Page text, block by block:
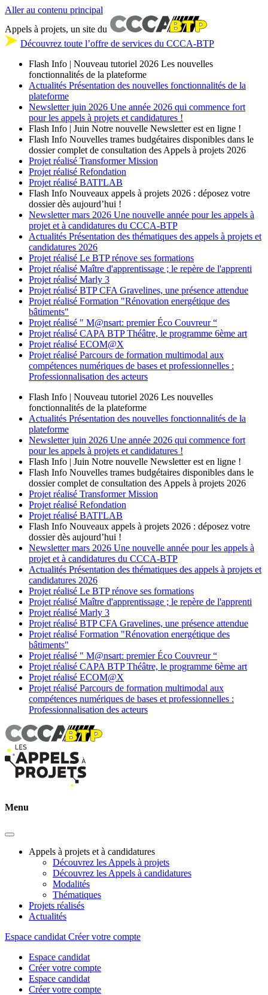
Aller au contenu principal
Appels à projets, un site du
Découvrez toute l’offre de services du CCCA-BTP
Flash Info | Nouveau tutoriel 2026 Les nouvelles
fonctionnalités de la plateforme
Actualités Présentation des nouvelles fonctionnalités de la
plateforme
Newsletter juin 2026 Une année 2026 qui commence fort
pour les appels à projets et candidatures !
Flash Info | Juin Notre nouvelle Newsletter est en ligne !
Flash Info Nouvelles trames budgétaires disponibles dans le
dossier complet de consultation des Appels à projets 2026
Projet réalisé Transformer Mission
Projet réalisé Refondation
Projet réalisé BATI'LAB
Flash Info Nouveaux appels à projets 2026 : déposez votre
dossier dès aujourd’hui !
Newsletter mars 2026 Une nouvelle année pour les appels à
projet et à candidatures du CCCA-BTP
Actualités Présentation des thématiques des appels à projets et
candidatures 2026
Projet réalisé Le BTP rénove ses formations
Projet réalisé Maître d'apprentissage ; le repère de l'apprenti
Projet réalisé Marly 3
Projet réalisé BTP CFA Gravelines, une présence attendue
Projet réalisé Formation "Rénovation energétique des
bâtiments"
Projet réalisé " M@nsart: premier Éco Couvreur “
Projet réalisé CAPA BTP Théâtre, le programme 6ème art
Projet réalisé ECOM@X
Projet réalisé Parcours de formation multimodal aux
compétences numériques de bases et professionnelles :
Professionnalisation des acteurs
Flash Info | Nouveau tutoriel 2026 Les nouvelles
fonctionnalités de la plateforme
Actualités Présentation des nouvelles fonctionnalités de la
plateforme
Newsletter juin 2026 Une année 2026 qui commence fort
pour les appels à projets et candidatures !
Flash Info | Juin Notre nouvelle Newsletter est en ligne !
Flash Info Nouvelles trames budgétaires disponibles dans le
dossier complet de consultation des Appels à projets 2026
Projet réalisé Transformer Mission
Projet réalisé Refondation
Projet réalisé BATI'LAB
Flash Info Nouveaux appels à projets 2026 : déposez votre
dossier dès aujourd’hui !
Newsletter mars 2026 Une nouvelle année pour les appels à
projet et à candidatures du CCCA-BTP
Actualités Présentation des thématiques des appels à projets et
candidatures 2026
Projet réalisé Le BTP rénove ses formations
Projet réalisé Maître d'apprentissage ; le repère de l'apprenti
Projet réalisé Marly 3
Projet réalisé BTP CFA Gravelines, une présence attendue
Projet réalisé Formation "Rénovation energétique des
bâtiments"
Projet réalisé " M@nsart: premier Éco Couvreur “
Projet réalisé CAPA BTP Théâtre, le programme 6ème art
Projet réalisé ECOM@X
Projet réalisé Parcours de formation multimodal aux
compétences numériques de bases et professionnelles :
Professionnalisation des acteurs
Menu
Appels à projets et à candidatures
Découvrez les Appels à projets
Découvrez les Appels à candidatures
Modalités
Thématiques
Projets réalisés
Actualités
Espace candidat Créer votre compte
Espace candidat
Créer votre compte
Espace candidat
Créer votre compte